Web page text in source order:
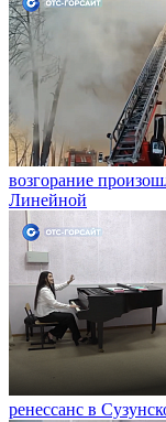
возгорание
Линейной
ренессанс в